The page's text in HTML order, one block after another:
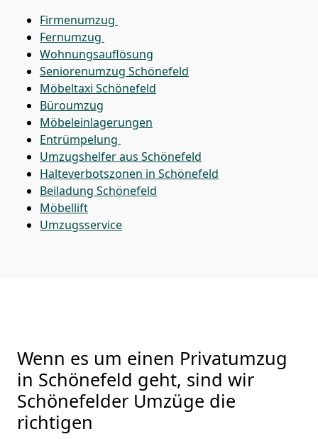
Firmenumzug
Fernumzug
Wohnungsauflösung
Seniorenumzug Schönefeld
Möbeltaxi Schönefeld
Büroumzug
Möbeleinlagerungen
Entrümpelung
Umzugshelfer aus Schönefeld
Halteverbotszonen in Schönefeld
Beiladung Schönefeld
Möbellift
Umzugsservice
Wenn es um einen Privatumzug
in Schönefeld geht, sind wir
Schönefelder Umzüge die
richtigen